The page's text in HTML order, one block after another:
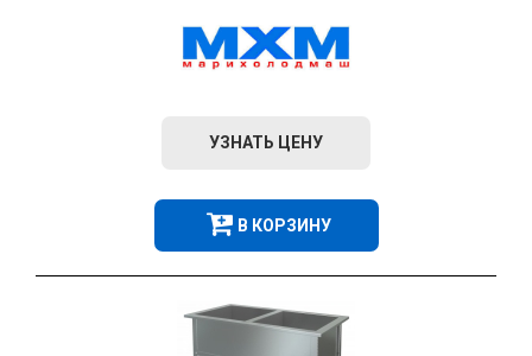
УЗНАТЬ ЦЕНУ
В КОРЗИНУ